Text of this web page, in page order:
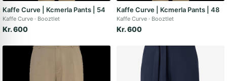
Kaffe Curve | Kcmerla Pants | 54
Kaffe Curve Booztlet
Kr. 600
Kaffe Curve | Kcmerla Pants | 48
Kaffe Curve Booztlet
Kr. 600